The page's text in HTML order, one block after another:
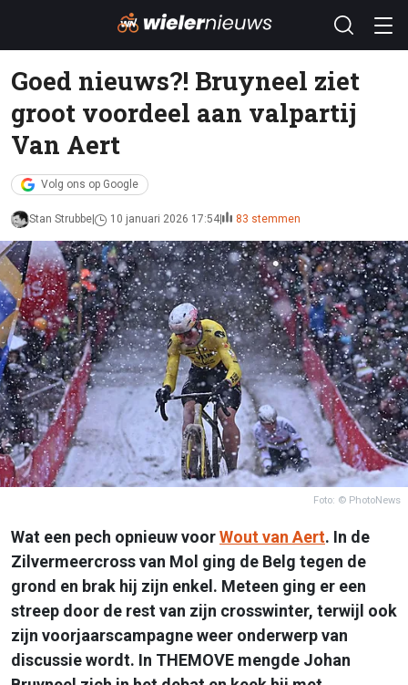
Goed nieuws?! Bruyneel ziet
groot voordeel aan valpartij
Van Aert
Volg ons op Google
Stan Strubbe 10 januari 2026 17:54 83 stemmen
Foto: © PhotoNews
Wat een pech opnieuw voorWout van Aert. In de
Zilvermeercross van Mol ging de Belg tegen de
grond en brak hij zijn enkel. Meteen ging er een
streep door de rest van zijn crosswinter, terwijl ook
zijn voorjaarscampagne weer onderwerp van
discussie wordt. In THEMOVE mengde Johan